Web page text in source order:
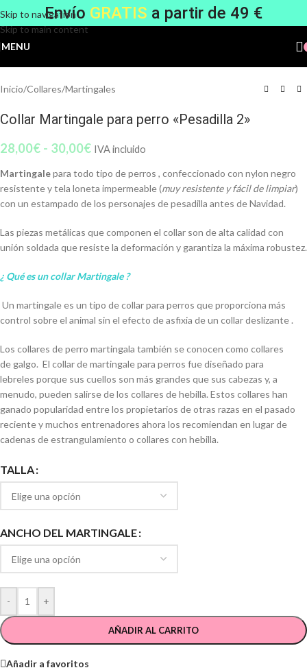
Skip to navigation
Skip to main content
Envío GRATIS a partir de 49 €
MENU
Inicio/Collares/Martingales
Collar Martingale para perro «Pesadilla 2»
28,00€ - 30,00€ IVA incluido
Martingalepara todo tipo de perros , confeccionado con nylon negro
resistente y tela loneta impermeable (muy resistente y fácil de limpiar)
con un estampado de los personajes de pesadilla antes de Navidad.
Las piezas metálicas que componen el collar son de alta calidad con
unión soldada que resiste la deformación y garantiza la máxima robustez.
¿ Qué es un collar Martingale ?
Un martingale es un tipo de collar para perros que proporciona más
control sobre el animal sin el efecto de asfixia de un collar deslizante .
Los collares de perro martingala también se conocen como collares
de galgo. El collar de martingale para perros fue diseñado para
lebreles porque sus cuellos son más grandes que sus cabezas y, a
menudo, pueden salirse de los collares de hebilla. Estos collares han
ganado popularidad entre los propietarios de otras razas en el pasado
reciente y muchos entrenadores ahora los recomiendan en lugar de
cadenas de estrangulamiento o collares con hebilla.
TALLA
ANCHO DEL MARTINGALE
- +
AÑADIR AL CARRITO
Añadir a favoritos